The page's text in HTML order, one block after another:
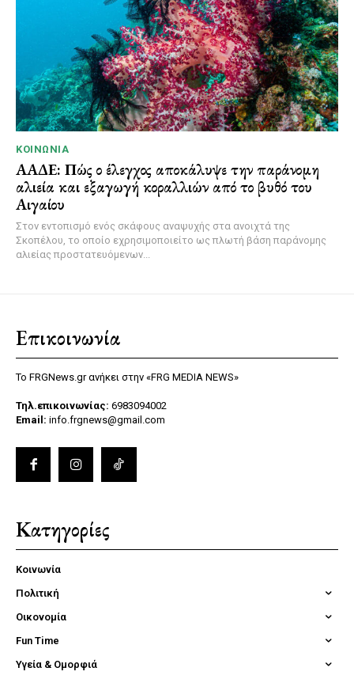
ΚΟΙΝΩΝΊΑ
ΑΑΔΕ: Πώς ο έλεγχος αποκάλυψε την παράνομη
αλιεία και εξαγωγή κοραλλιών από το βυθό του
Αιγαίου
Στον εντοπισμό ενός σκάφους αναψυχής στα ανοιχτά της
Σκοπέλου, το οποίο εχρησιμοποιείτο ως πλωτή βάση παράνομης
αλιείας προστατευόμενων...
Επικοινωνία
Το FRGNews.gr ανήκει στην «FRG MEDIA NEWS»
Τηλ.επικοινωνίας: 6983094002
Email: info.frgnews@gmail.com
Κατηγορίες
Κοινωνία
Πολιτική
Οικονομία
Fun Time
Υγεία & Ομορφιά